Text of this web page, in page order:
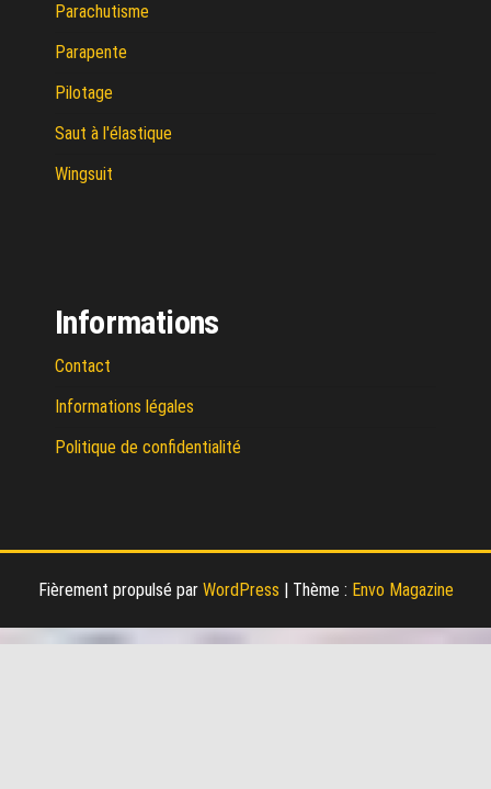
Parachutisme
Parapente
Pilotage
Saut à l'élastique
Wingsuit
Informations
Contact
Informations légales
Politique de confidentialité
Fièrement propulsé par WordPress Thème : Envo Magazine